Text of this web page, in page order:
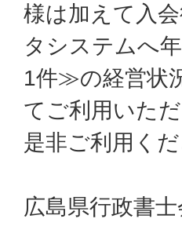
様は加えて入
タシステムへ
1件≫の経営状
てご利用いた
是非ご利用くだ
広島県行政書